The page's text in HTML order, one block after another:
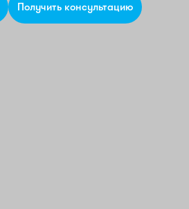
Получить консультацию